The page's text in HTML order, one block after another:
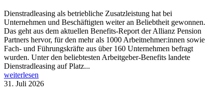
Dienstradleasing als betriebliche Zusatzleistung hat bei
Unternehmen und Beschäftigten weiter an Beliebtheit gewonnen.
Das geht aus dem aktuellen Benefits-Report der Allianz Pension
Partners hervor, für den mehr als 1000 Arbeitnehmer:innen sowie
Fach- und Führungskräfte aus über 160 Unternehmen befragt
wurden. Unter den beliebtesten Arbeitgeber-Benefits landete
Dienstradleasing auf Platz...
weiterlesen
31. Juli 2026